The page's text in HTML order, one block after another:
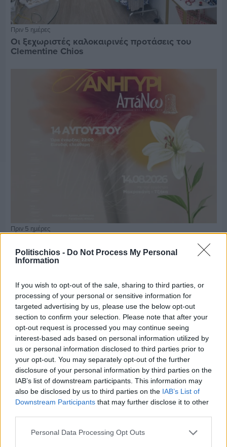
Politischios - Do Not Process My Personal
Information
If you wish to opt-out of the sale, sharing to third parties, or
processing of your personal or sensitive information for
targeted advertising by us, please use the below opt-out
section to confirm your selection. Please note that after your
opt-out request is processed you may continue seeing
interest-based ads based on personal information utilized by
us or personal information disclosed to third parties prior to
your opt-out. You may separately opt-out of the further
disclosure of your personal information by third parties on the
IAB’s list of downstream participants. This information may
also be disclosed by us to third parties on the IAB’s List of
Downstream Participants that may further disclose it to other
Personal Data Processing Opt Outs
Πριν 5 ημέρες
Οι ξεχωριστές καλοκαιρινές προτάσεις του
Clementine Chios
Πριν 5 ημέρες
πανηγύρι στη Σιδηρούντα
70 χρόνια ιστορίας και συγκίνησης για το